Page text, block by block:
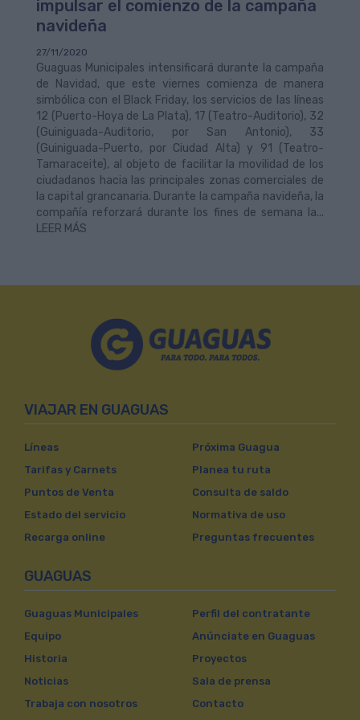
impulsar el comienzo de la campaña
navideña
27/11/2020
Guaguas Municipales intensificará durante la campaña
de Navidad, que este viernes comienza de manera
simbólica con el Black Friday, los servicios de las líneas
12 (Puerto-Hoya de La Plata), 17 (Teatro-Auditorio), 32
(Guiniguada-Auditorio, por San Antonio), 33
(Guiniguada-Puerto, por Ciudad Alta) y 91 (Teatro-
Tamaraceite), al objeto de facilitar la movilidad de los
ciudadanos hacia las principales zonas comerciales de
la capital grancanaria. Durante la campaña navideña, la
compañía reforzará durante los fines de semana la...
LEER MÁS
VIAJAR EN GUAGUAS
Líneas
Tarifas y Carnets
Puntos de Venta
Estado del servicio
Recarga online
Próxima Guagua
Planea tu ruta
Consulta de saldo
Normativa de uso
Preguntas frecuentes
GUAGUAS
Guaguas Municipales
Equipo
Historia
Noticias
Trabaja con nosotros
Perfil del contratante
Anúnciate en Guaguas
Proyectos
Sala de prensa
Contacto